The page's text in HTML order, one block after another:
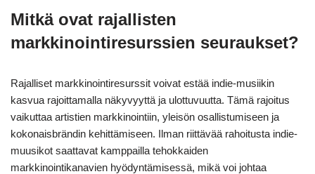
Mitkä ovat rajallisten
markkinointiresurssien seuraukset?
Rajalliset markkinointiresurssit voivat estää indie-musiikin
kasvua rajoittamalla näkyvyyttä ja ulottuvuutta. Tämä rajoitus
vaikuttaa artistien markkinointiin, yleisön osallistumiseen ja
kokonaisbrändin kehittämiseen. Ilman riittävää rahoitusta indie-
muusikot saattavat kamppailla tehokkaiden
markkinointikanavien hyödyntämisessä, mikä voi johtaa